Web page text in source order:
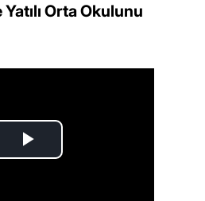
Orta Okulunu